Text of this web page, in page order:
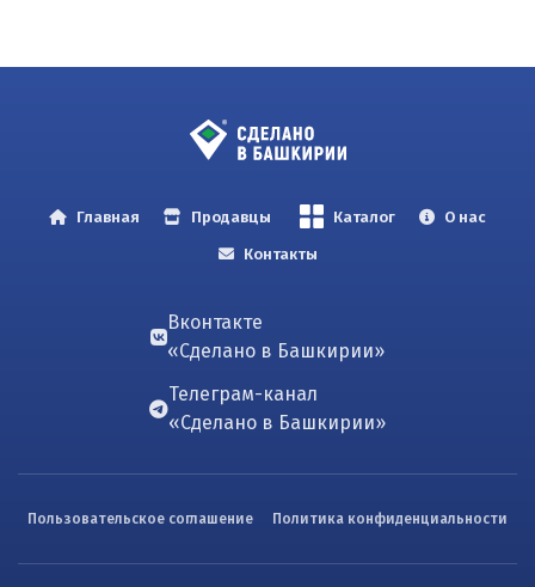
Главная Продавцы Каталог О нас
Контакты
Вконтакте
«Сделано в Башкирии»
Телеграм-канал
«Сделано в Башкирии»
Пользовательское соглашение Политика конфиденциальности